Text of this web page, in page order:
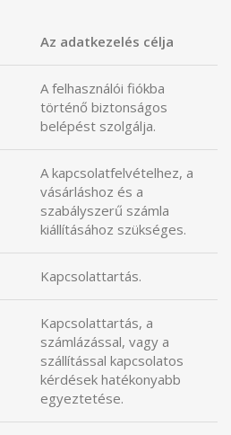
Az adatkezelés célja
A felhasználói fiókba
történő biztonságos
belépést szolgálja.
A kapcsolatfelvételhez, a
vásárláshoz és a
szabályszerű számla
kiállításához szükséges.
Kapcsolattartás.
Kapcsolattartás, a
számlázással, vagy a
szállítással kapcsolatos
kérdések hatékonyabb
egyeztetése.